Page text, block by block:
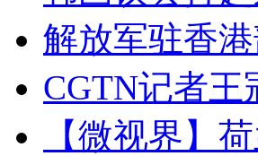
解放军驻香
CGTN记者王
【微视界】